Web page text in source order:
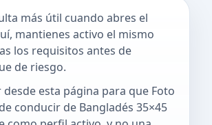
más útil cuando abres el
mantienes activo el mismo
los requisitos antes de
de riesgo.
esta página para que Foto
conducir de Bangladés 35×45